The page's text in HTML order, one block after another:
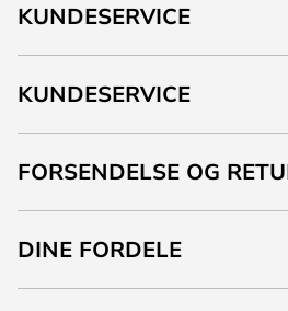
KUNDESERVICE
KUNDESERVICE
FORSENDELSE OG
DINE FORDELE